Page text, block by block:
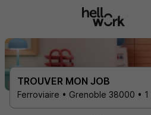
TROUVER MON JOB
Ferroviaire • Grenoble 38000 •